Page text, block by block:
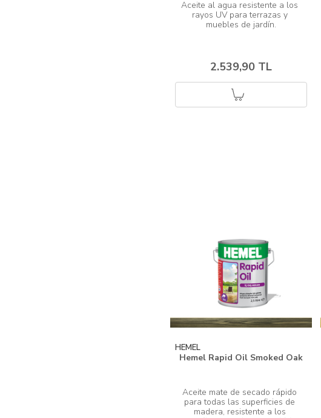
Aceite al agua resistente a los
rayos UV para terrazas y
2.539,90 TL
HEMEL
Hemel Rapid Oil Smoked Oak
Aceite mate de secado rápido
para todas las superficies de
madera, resistente a los